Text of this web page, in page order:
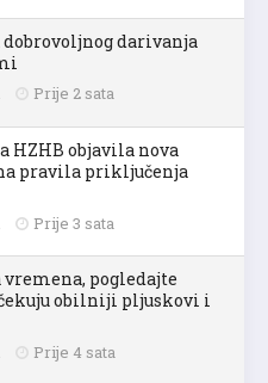
dobrovoljnog darivanja
Prije 2 sata
HZHB objavila nova
pravila priključenja
Prije 3 sata
pogledajte
obilniji pljuskovi i
Prije 4 sata